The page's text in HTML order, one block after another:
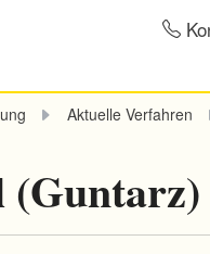
Aktuelle Verfahren
(Guntarz)